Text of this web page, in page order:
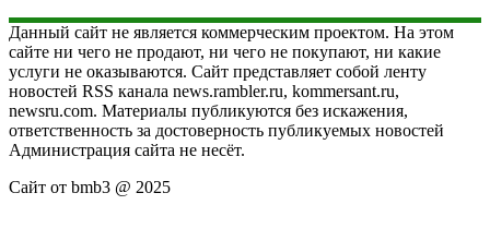
Данный сайт не является коммерческим проектом. На этом
сайте ни чего не продают, ни чего не покупают, ни какие
услуги не оказываются. Сайт представляет собой ленту
новостей RSS канала news.rambler.ru, kommersant.ru,
newsru.com. Материалы публикуются без искажения,
ответственность за достоверность публикуемых новостей
Администрация сайта не несёт.
Сайт от bmb3 @ 2025